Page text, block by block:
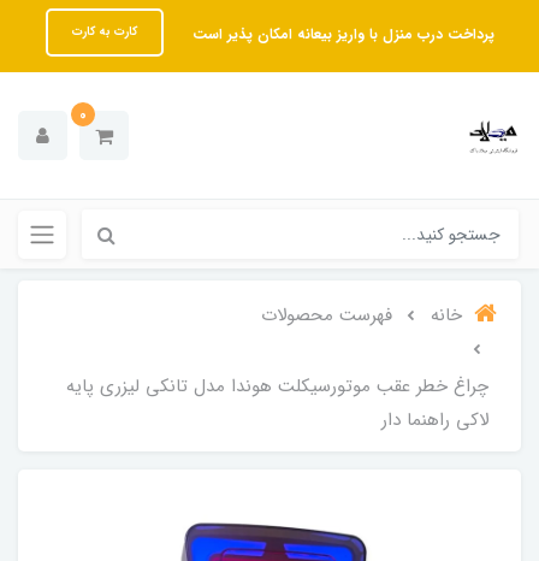
پرداخت درب منزل با واریز بیعانه امکان پذیر است کارت به کارت
0
خانه فهرست محصولات
چراغ خطر عقب موتورسیکلت هوندا مدل تانکی لیزری پایه
لاکی راهنما دار